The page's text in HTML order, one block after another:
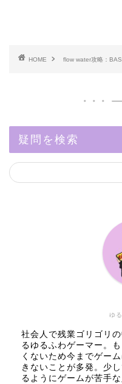
HOME flow water攻略：
疑問を検索
ゆ
社会人で残業ゴリゴリ
るゆるふわゲーマー。
くないため今までゲー
きないことが多発。少
るようにゲームが苦手